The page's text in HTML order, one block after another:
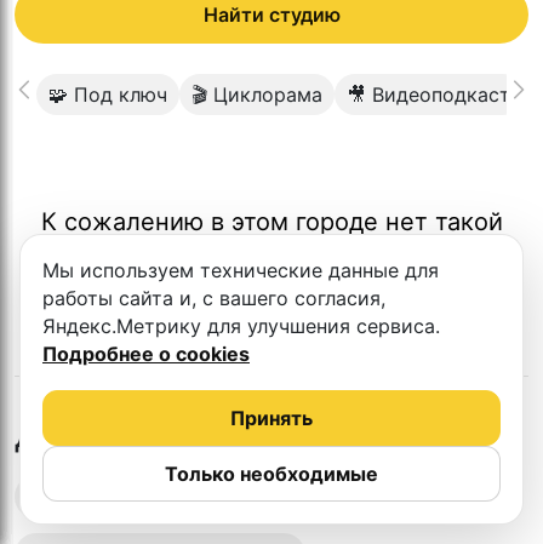
Найти студию
🧩 Под ключ 🎬 Циклорама 🎥 Видеоподкаст
К сожалению в этом городе нет такой
Другие студии в Ташкенте
Выездная запись подкастов
Мы используем технические данные для
работы сайта и, с вашего согласия,
Яндекс.Метрику для улучшения сервиса.
Подробнее о cookies
Только необходимые
Принять